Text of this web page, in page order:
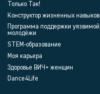
Только Так!
Конструктор жизненных навыков
Программа поддержки уязвимой
молодёжи
STEM-образование
Моя карьера
Здоровье ВИЧ+ женщин
Dance4Life